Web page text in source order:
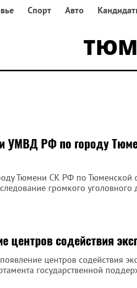
Спорт Авто
УМВД РФ по городу
Тюмени СК РФ по Тюменской
громкого уголовного
центров содействия
центров содействия
государственной